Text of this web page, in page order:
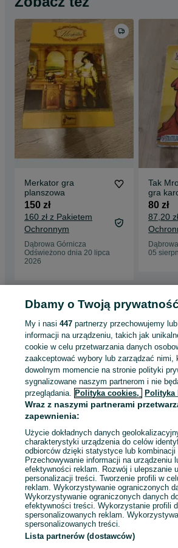
Merkator gra
planszowa
150 zł
160 zł z Pakietem
Ochronnym
Dąbrowa Górnicza
Odświeżono dnia 20 lipca
2026
Tak
gra
80 zł
87,20
05
Strona główna Sport i Hobby Gry planszowe
planszowe - Dąbrowa Górnicza
KATEGORIA
1077722739
Dbamy o Twoją prywatność
My i nasi447 partnerzy przechowujemy
informacji na urządzeniu, takich jak
cookie w celu przetwarzania danych
zaakceptować wybory lub zarządzać nimi,
dowolnym momencie na stronie polityki
sygnalizowane naszym partnerom i nie
przeglądania. Polityka cookies, Polityka
Wraz z naszymi partnerami
zapewnienia:
Użycie dokładnych danych
charakterystyki urządzenia do celów
odbiorców dzięki statystyce lub kombinacji
Przechowywanie informacji na urządzeniu
efektywności reklam. Rozwój i ulepszanie
personalizacji treści. Tworzenie profili w
reklam. Wykorzystywanie ograniczonych
Wykorzystywanie ograniczonych danych
efektywności treści. Wykorzystanie profili
spersonalizowanych reklam.
spersonalizowanych treści.
Lista partnerów (dostawców)